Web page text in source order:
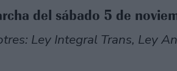
del sábado 5 de
Ley Integral Trans, Ley